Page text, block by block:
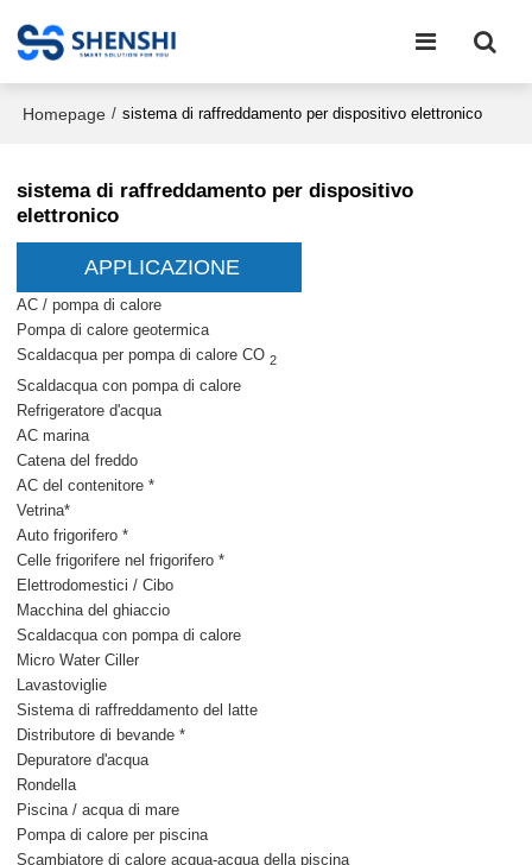
Homepage / sistema di raffreddamento per dispositivo elettronico
sistema di raffreddamento per dispositivo
elettronico
APPLICAZIONE
AC / pompa di calore
Pompa di calore geotermica
Scaldacqua per pompa di calore CO2
Scaldacqua con pompa di calore
Refrigeratore d'acqua
AC marina
Catena del freddo
AC del contenitore *
Vetrina*
Auto frigorifero *
Celle frigorifere nel frigorifero *
Elettrodomestici / Cibo
Macchina del ghiaccio
Scaldacqua con pompa di calore
Micro Water Ciller
Lavastoviglie
Sistema di raffreddamento del latte
Distributore di bevande *
Depuratore d'acqua
Rondella
Piscina / acqua di mare
Pompa di calore per piscina
Scambiatore di calore acqua-acqua della piscina